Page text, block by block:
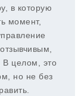
в которую
момент,
В целом, это
но не без